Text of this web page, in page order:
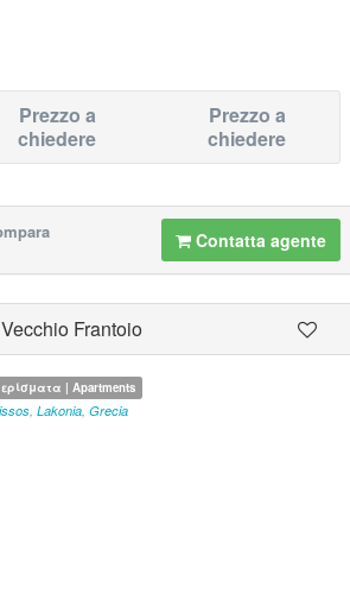
Prezzo a
chiedere
Prezzo a
chiedere
Contatta agente
Frantoio
| Apartments
Lakonia Grecia